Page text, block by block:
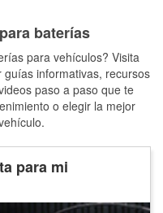
baterías
para vehículos? Visita
informativas, recursos
paso a paso que te
o elegir la mejor
para mi